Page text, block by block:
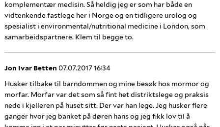
komplementær medisin. Så heldig jeg er som har både en
vidtenkende fastlege her i Norge og en tidligere urolog og
spesialist i environmental/nutritional medicine i London, som
samarbeidspartnere. Klem til begge to.
Jon Ivar Betten 07.07.2017 16:34
Husker tilbake til barndommen og mine besøk hos mormor og
morfar. Morfar var det som så fint het distriktslege og praksis
nede i kjelleren på huset sitt. Der var han lege. Jeg husker flere
ganger hvor jeg banket på døren hans og jeg fikk lov til å